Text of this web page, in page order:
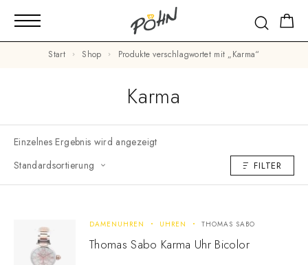
Start Shop Produkte verschlagwortet mit „Karma“
Karma
Einzelnes Ergebnis wird angezeigt
Standardsortierung
FILTER
DAMENUHREN UHREN THOMAS SABO
Thomas Sabo Karma Uhr Bicolor